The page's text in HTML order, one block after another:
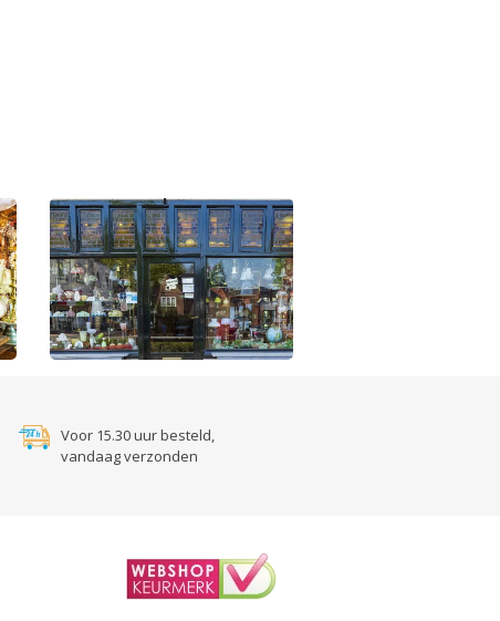
Voor 15.30 uur besteld,
vandaag verzonden